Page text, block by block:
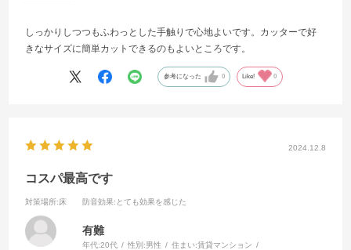
しっかりしつつもふわっとした手触りで心地よいです。カッターで好
きなサイズに簡単カットできるのもよいところです。
参考になった 0 Like! 0
2024.12.8
コスパ最高です
対策場所:床 防音効果:とても効果を感じた
有難
年代:20代 性別:男性 住まい:賃貸マンション